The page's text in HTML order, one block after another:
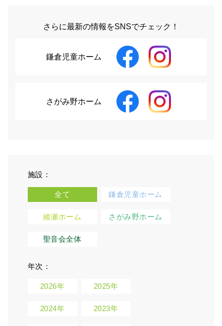
さらに最新の情報をSNSでチェック！
鎌倉児童ホーム
さがみ野ホーム
施設：
全て 鎌倉児童ホーム
綾瀬ホーム さがみ野ホーム
聖音会全体
年次：
2026年 2025年
2024年 2023年